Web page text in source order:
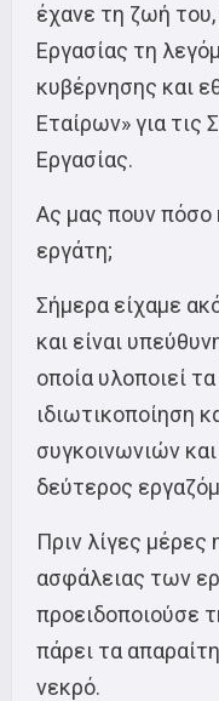
έχανε τη ζωή
Εργασίας τη
κυβέρνησης και
Εταίρων» για τις
Εργασίας.
Ας μας πουν πόσο
εργάτη;
Σήμερα είχαμε
και είναι
οποία υλοποιεί
ιδιωτικοποίηση
συγκοινωνιών
δεύτερος
Πριν λίγες μέρες
ασφάλειας των
προειδοποιούσε
πάρει τα
νεκρό.